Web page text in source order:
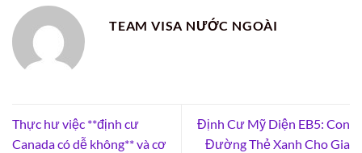
TEAM VISA NƯỚC NGOÀI
Thực hư việc **định cư
Canada có dễ không** và cơ
Định Cư Mỹ Diện EB5: Con
Đường Thẻ Xanh Cho Gia